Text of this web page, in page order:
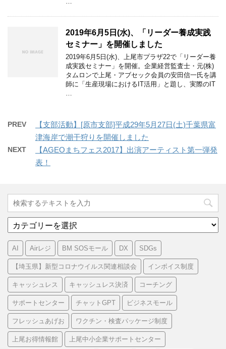
2019年6月5日(水)、「リーダー養成実践
セミナー」を開催しました
2019年6月5日(水)、上尾市プラザ22で「リーダー養
成実践セミナー」を開催。企業経営監査士・元(株)
タムロンで上尾・アブセック会員の安田信一氏を講
師に「生産現場におけるIT活用」と題し、実際のIT
…
PREV
【支部活動】[原市支部]平成29年5月27日(土)千葉県富
津海岸で潮干狩りを開催しました
NEXT
【AGEOまちフェス2017】出演アーティスト第一弾発
表！
テ
ゴ
リ
AI Airレジ BM SOSモール DX SDGs
【埼玉県】新型コロナウイルス関連相談会 インボイス制度
キャッシュレス キャッシュレス決済 コーチング
サポートセンター チャットGPT ビジネスモール
フレッシュあげお ワクチン・検査パッケージ制度
上尾お得情報館 上尾中小企業サポートセンター